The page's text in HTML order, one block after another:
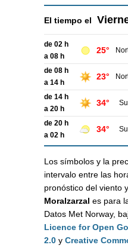
El tiempo el
de 02 h
a 08 h
25°
de 08 h
a 14 h
23°
de 14 h
a 20 h
34°
de 20 h
a 02 h
34°
Los símbolos y la
intervalo entre las
pronóstico del viento
Moralzarzal es para
Datos Met Norway,
Licence for Open
2.0 y Creative